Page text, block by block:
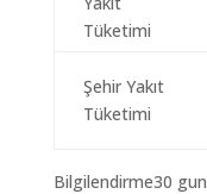
Tüketimi
Şehir Yakıt
Tüketimi
Bilgilendirme30